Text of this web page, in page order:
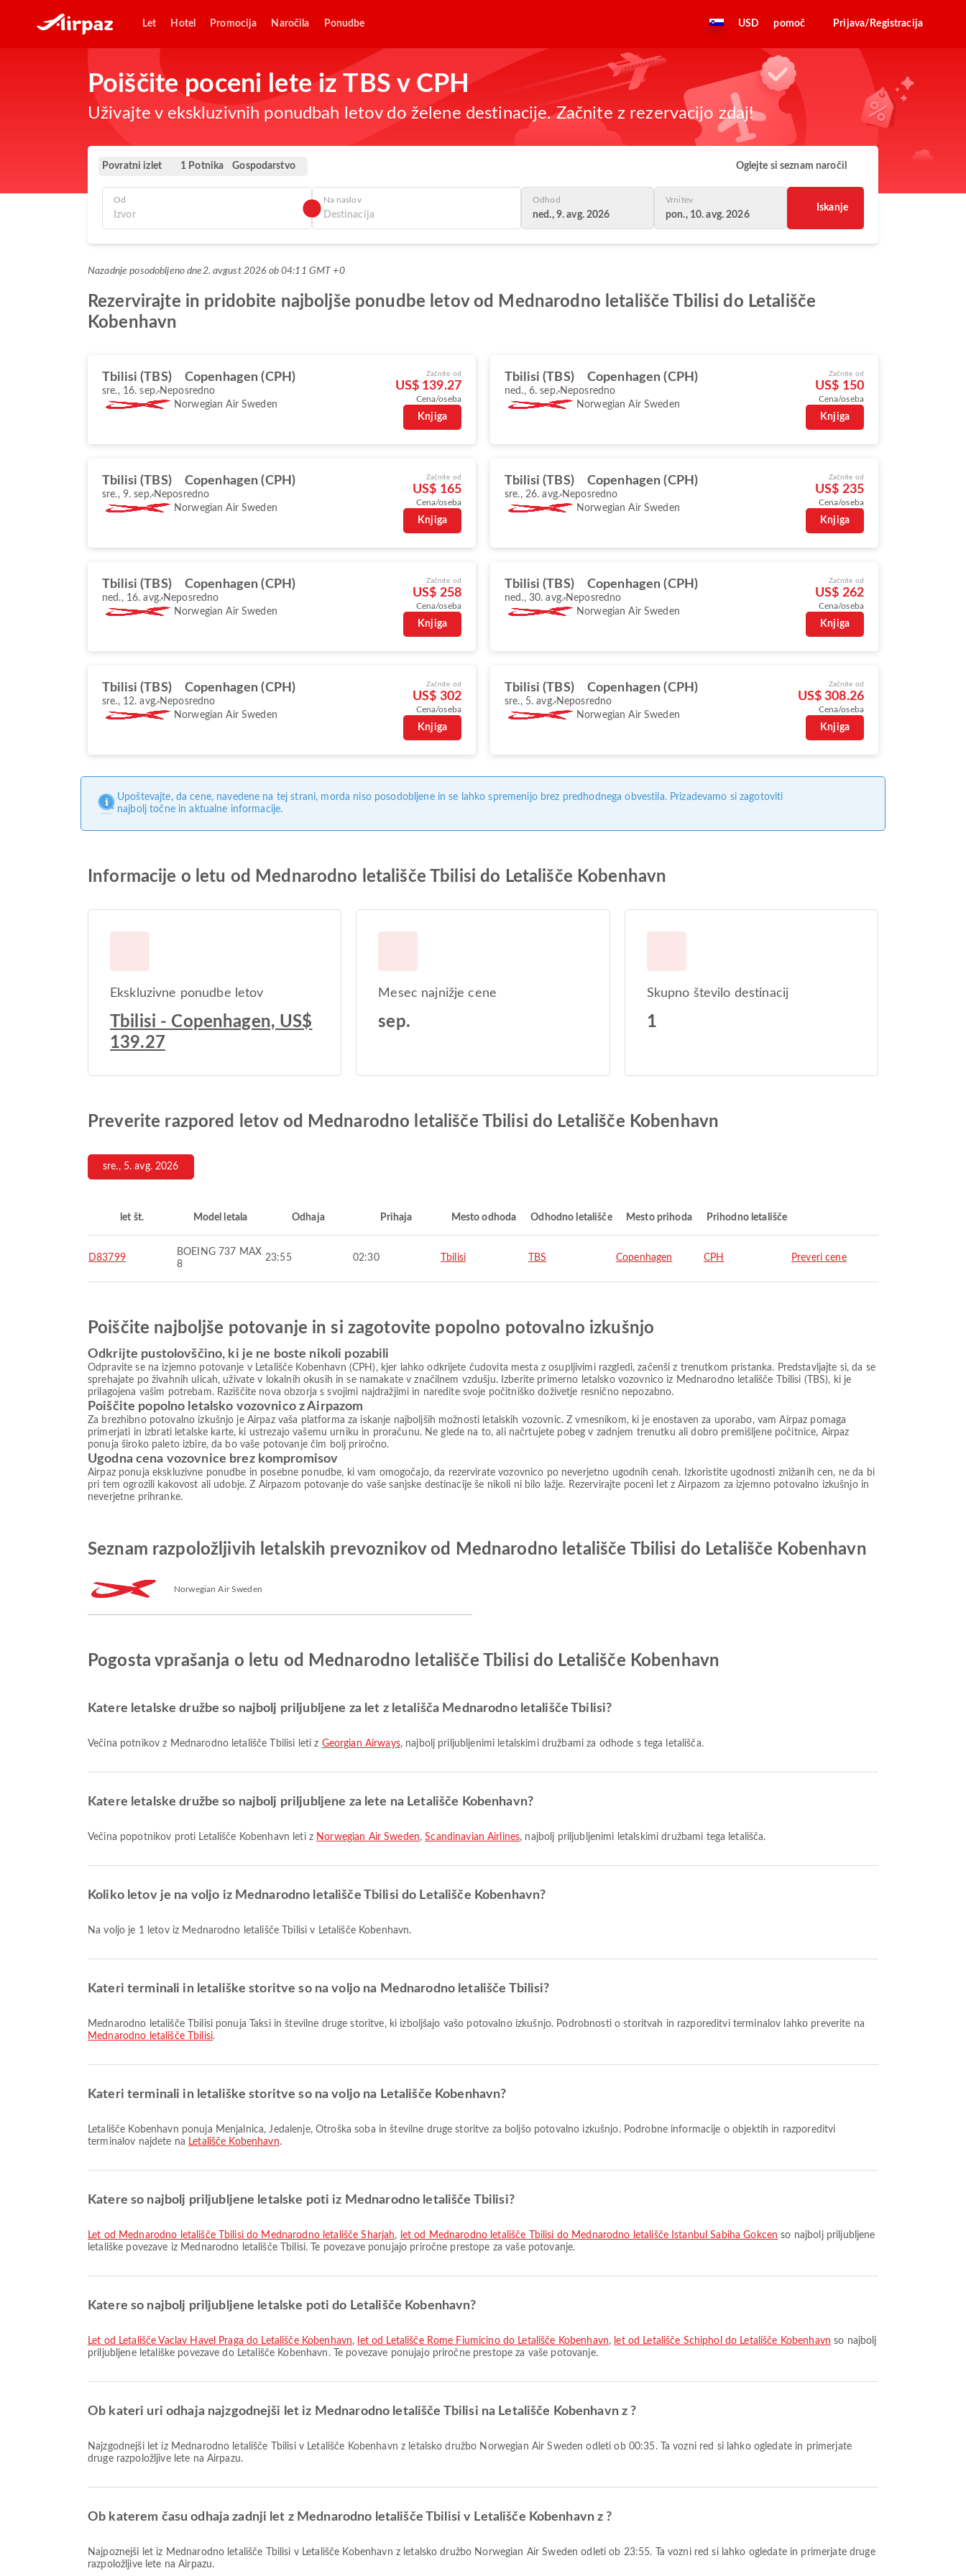
Let Hotel Promocija Naročila Ponudbe USD pomoč Prijava/Registracija
Poiščite poceni lete iz TBS v CPH
Uživajte v ekskluzivnih ponudbah letov do želene destinacije. Začnite z rezervacijo zdaj!
Povratni izlet 1 Potnika Gospodarstvo Oglejte si seznam naročil
Od Na naslov Odhod
ned., 9. avg. 2026
Vrnitev
pon., 10. avg. 2026
Iskanje
Nazadnje posodobljeno dne2. avgust 2026 ob 04:11 GMT +0
Rezervirajte in pridobite najboljše ponudbe letov od Mednarodno letališče Tbilisi do Letališče
Kobenhavn
Tbilisi (TBS) Copenhagen (CPH)
sre., 16. sep. Neposredno
Norwegian Air Sweden
Začnite od
US$ 139.27
Cena/oseba
Knjiga
Tbilisi (TBS) Copenhagen (CPH)
ned., 6. sep. Neposredno
Norwegian Air Sweden
Začnite od
US$ 150
Cena/oseba
Knjiga
Tbilisi (TBS) Copenhagen (CPH)
sre., 9. sep. Neposredno
Norwegian Air Sweden
Začnite od
US$ 165
Cena/oseba
Knjiga
Tbilisi (TBS) Copenhagen (CPH)
sre., 26. avg. Neposredno
Norwegian Air Sweden
Začnite od
US$ 235
Cena/oseba
Knjiga
Tbilisi (TBS) Copenhagen (CPH)
ned., 16. avg. Neposredno
Norwegian Air Sweden
Začnite od
US$ 258
Cena/oseba
Knjiga
Tbilisi (TBS) Copenhagen (CPH)
ned., 30. avg. Neposredno
Norwegian Air Sweden
Začnite od
US$ 262
Cena/oseba
Knjiga
Tbilisi (TBS) Copenhagen (CPH)
sre., 12. avg. Neposredno
Norwegian Air Sweden
Začnite od
US$ 302
Cena/oseba
Knjiga
Tbilisi (TBS) Copenhagen (CPH)
sre., 5. avg. Neposredno
Norwegian Air Sweden
Začnite od
US$ 308.26
Cena/oseba
Knjiga
Upoštevajte, da cene, navedene na tej strani, morda niso posodobljene in se lahko spremenijo brez predhodnega obvestila. Prizadevamo si zagotoviti
najbolj točne in aktualne informacije.
Informacije o letu od Mednarodno letališče Tbilisi do Letališče Kobenhavn
Ekskluzivne ponudbe letov
Tbilisi - Copenhagen, US$
139.27
Mesec najnižje cene
sep.
Skupno število destinacij
1
Preverite razpored letov od Mednarodno letališče Tbilisi do Letališče Kobenhavn
sre., 5. avg. 2026
let št. Model letala Odhaja Prihaja Mesto odhoda Odhodno letališče Mesto prihoda Prihodno letališče
D83799
BOEING 737 MAX
8
23:55 02:30 Tbilisi TBS Copenhagen CPH Preveri cene
Poiščite najboljše potovanje in si zagotovite popolno potovalno izkušnjo
Odkrijte pustolovščino, ki je ne boste nikoli pozabili
Odpravite se na izjemno potovanje v Letališče Kobenhavn (CPH), kjer lahko odkrijete čudovita mesta z osupljivimi razgledi, začenši z trenutkom pristanka. Predstavljajte si, da se
sprehajate po živahnih ulicah, uživate v lokalnih okusih in se namakate v značilnem vzdušju. Izberite primerno letalsko vozovnico iz Mednarodno letališče Tbilisi (TBS), ki je
prilagojena vašim potrebam. Raziščite nova obzorja s svojimi najdražjimi in naredite svoje počitniško doživetje resnično nepozabno.
Poiščite popolno letalsko vozovnico z Airpazom
Za brezhibno potovalno izkušnjo je Airpaz vaša platforma za iskanje najboljših možnosti letalskih vozovnic. Z vmesnikom, ki je enostaven za uporabo, vam Airpaz pomaga
primerjati in izbrati letalske karte, ki ustrezajo vašemu urniku in proračunu. Ne glede na to, ali načrtujete pobeg v zadnjem trenutku ali dobro premišljene počitnice, Airpaz
ponuja široko paleto izbire, da bo vaše potovanje čim bolj priročno.
Ugodna cena vozovnice brez kompromisov
Airpaz ponuja ekskluzivne ponudbe in posebne ponudbe, ki vam omogočajo, da rezervirate vozovnico po neverjetno ugodnih cenah. Izkoristite ugodnosti znižanih cen, ne da bi
pri tem ogrozili kakovost ali udobje. Z Airpazom potovanje do vaše sanjske destinacije še nikoli ni bilo lažje. Rezervirajte poceni let z Airpazom za izjemno potovalno izkušnjo in
neverjetne prihranke.
Seznam razpoložljivih letalskih prevoznikov od Mednarodno letališče Tbilisi do Letališče Kobenhavn
Norwegian Air Sweden
Pogosta vprašanja o letu od Mednarodno letališče Tbilisi do Letališče Kobenhavn
Katere letalske družbe so najbolj priljubljene za let z letališča Mednarodno letališče Tbilisi?
Večina potnikov z Mednarodno letališče Tbilisi leti z Georgian Airways, najbolj priljubljenimi letalskimi družbami za odhode s tega letališča.
Katere letalske družbe so najbolj priljubljene za lete na Letališče Kobenhavn?
Večina popotnikov proti Letališče Kobenhavn leti z Norwegian Air Sweden,Scandinavian Airlines, najbolj priljubljenimi letalskimi družbami tega letališča.
Koliko letov je na voljo iz Mednarodno letališče Tbilisi do Letališče Kobenhavn?
Na voljo je 1 letov iz Mednarodno letališče Tbilisi v Letališče Kobenhavn.
Kateri terminali in letališke storitve so na voljo na Mednarodno letališče Tbilisi?
Mednarodno letališče Tbilisi ponuja Taksi in številne druge storitve, ki izboljšajo vašo potovalno izkušnjo. Podrobnosti o storitvah in razporeditvi terminalov lahko preverite na
Mednarodno letališče Tbilisi.
Kateri terminali in letališke storitve so na voljo na Letališče Kobenhavn?
Letališče Kobenhavn ponuja Menjalnica, Jedalenje, Otroška soba in številne druge storitve za boljšo potovalno izkušnjo. Podrobne informacije o objektih in razporeditvi
terminalov najdete na Letališče Kobenhavn.
Katere so najbolj priljubljene letalske poti iz Mednarodno letališče Tbilisi?
let od Mednarodno letališče Tbilisi do Mednarodno letališče Sharjah, let od Mednarodno letališče Tbilisi do Mednarodno letališče Istanbul Sabiha Gokcen so najbolj priljubljene
letališke povezave iz Mednarodno letališče Tbilisi. Te povezave ponujajo priročne prestope za vaše potovanje.
Katere so najbolj priljubljene letalske poti do Letališče Kobenhavn?
let od Letališče Vaclav Havel Praga do Letališče Kobenhavn, let od Letališče Rome Fiumicino do Letališče Kobenhavn, let od Letališče Schiphol do Letališče Kobenhavn so najbolj
priljubljene letališke povezave do Letališče Kobenhavn. Te povezave ponujajo priročne prestope za vaše potovanje.
Ob kateri uri odhaja najzgodnejši let iz Mednarodno letališče Tbilisi na Letališče Kobenhavn z ?
Najzgodnejši let iz Mednarodno letališče Tbilisi v Letališče Kobenhavn z letalsko družbo Norwegian Air Sweden odleti ob 00:35. Ta vozni red si lahko ogledate in primerjate
druge razpoložljive lete na Airpazu.
Ob katerem času odhaja zadnji let z Mednarodno letališče Tbilisi v Letališče Kobenhavn z ?
Najpoznejši let iz Mednarodno letališče Tbilisi v Letališče Kobenhavn z letalsko družbo Norwegian Air Sweden odleti ob 23:55. Ta vozni red si lahko ogledate in primerjate druge
razpoložljive lete na Airpazu.